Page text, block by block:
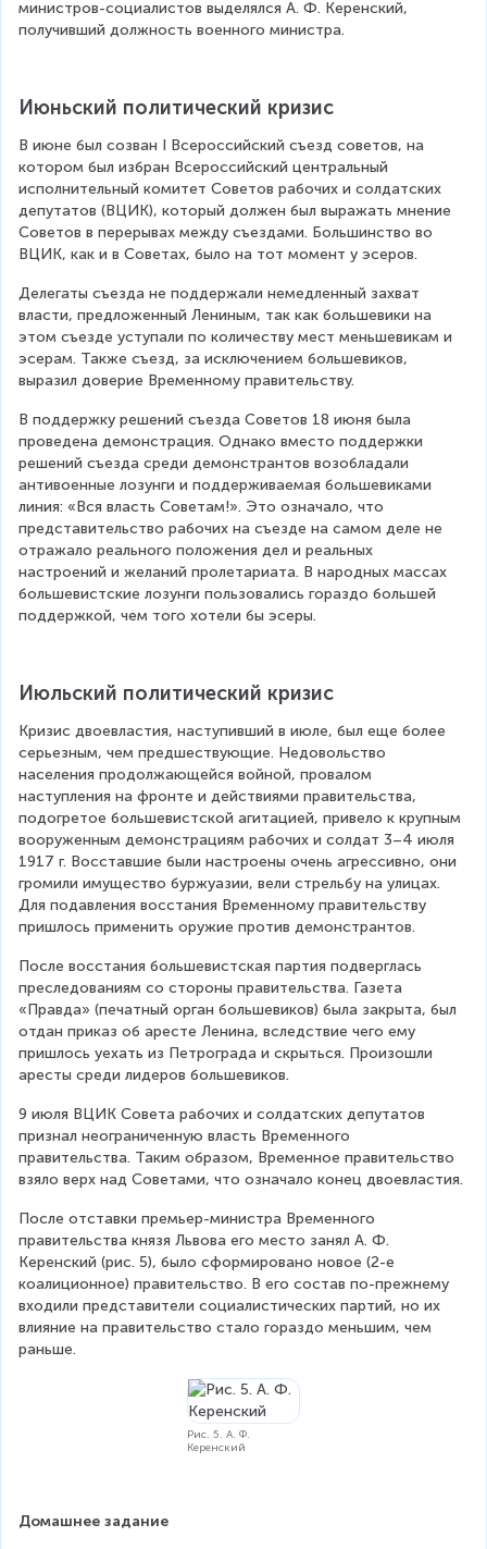
министров-социалистов выделялся А. Ф. Керенский,
получивший должность военного министра.
Июньский политический кризис
В июне был созван I Всероссийский съезд советов, на
котором был избран Всероссийский центральный
исполнительный комитет Советов рабочих и солдатских
депутатов (ВЦИК), который должен был выражать мнение
Советов в перерывах между съездами. Большинство во
ВЦИК, как и в Советах, было на тот момент у эсеров.
Делегаты съезда не поддержали немедленный захват
власти, предложенный Лениным, так как большевики на
этом съезде уступали по количеству мест меньшевикам и
эсерам. Также съезд, за исключением большевиков,
выразил доверие Временному правительству.
В поддержку решений съезда Советов 18 июня была
проведена демонстрация. Однако вместо поддержки
решений съезда среди демонстрантов возобладали
антивоенные лозунги и поддерживаемая большевиками
линия: «Вся власть Советам!». Это означало, что
представительство рабочих на съезде на самом деле не
отражало реального положения дел и реальных
настроений и желаний пролетариата. В народных массах
большевистские лозунги пользовались гораздо большей
поддержкой, чем того хотели бы эсеры.
Июльский политический кризис
Кризис двоевластия, наступивший в июле, был еще более
серьезным, чем предшествующие. Недовольство
населения продолжающейся войной, провалом
наступления на фронте и действиями правительства,
подогретое большевистской агитацией, привело к крупным
вооруженным демонстрациям рабочих и солдат 3–4 июля
1917 г. Восставшие были настроены очень агрессивно, они
громили имущество буржуазии, вели стрельбу на улицах.
Для подавления восстания Временному правительству
пришлось применить оружие против демонстрантов.
После восстания большевистская партия подверглась
преследованиям со стороны правительства. Газета
«Правда» (печатный орган большевиков) была закрыта, был
отдан приказ об аресте Ленина, вследствие чего ему
пришлось уехать из Петрограда и скрыться. Произошли
аресты среди лидеров большевиков.
9 июля ВЦИК Совета рабочих и солдатских депутатов
признал неограниченную власть Временного
правительства. Таким образом, Временное правительство
взяло верх над Советами, что означало конец двоевластия.
После отставки премьер-министра Временного
правительства князя Львова его место занял А. Ф.
Керенский (рис. 5), было сформировано новое (2-е
коалиционное) правительство. В его состав по-прежнему
входили представители социалистических партий, но их
влияние на правительство стало гораздо меньшим, чем
раньше.
Рис. 5. А. Ф.
Керенский
Домашнее задание